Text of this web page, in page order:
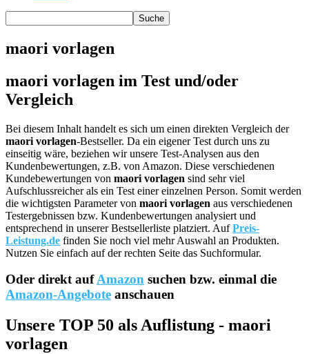
maori vorlagen
maori vorlagen im Test und/oder
Vergleich
Bei diesem Inhalt handelt es sich um einen direkten Vergleich der
maori vorlagen-Bestseller. Da ein eigener Test durch uns zu
einseitig wäre, beziehen wir unsere Test-Analysen aus den
Kundenbewertungen, z.B. von Amazon. Diese verschiedenen
Kundebewertungen von maori vorlagen sind sehr viel
Aufschlussreicher als ein Test einer einzelnen Person. Somit werden
die wichtigsten Parameter von maori vorlagen aus verschiedenen
Testergebnissen bzw. Kundenbewertungen analysiert und
entsprechend in unserer Bestsellerliste platziert. AufPreis-
Leistung.de finden Sie noch viel mehr Auswahl an Produkten.
Nutzen Sie einfach auf der rechten Seite das Suchformular.
Oder direkt aufAmazon suchen bzw. einmal die
Amazon-Angebote anschauen
Unsere TOP 50 als Auflistung - maori
vorlagen